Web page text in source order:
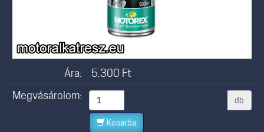
Ára: 5.300 Ft
Megvásárolom:
db
Kosárba